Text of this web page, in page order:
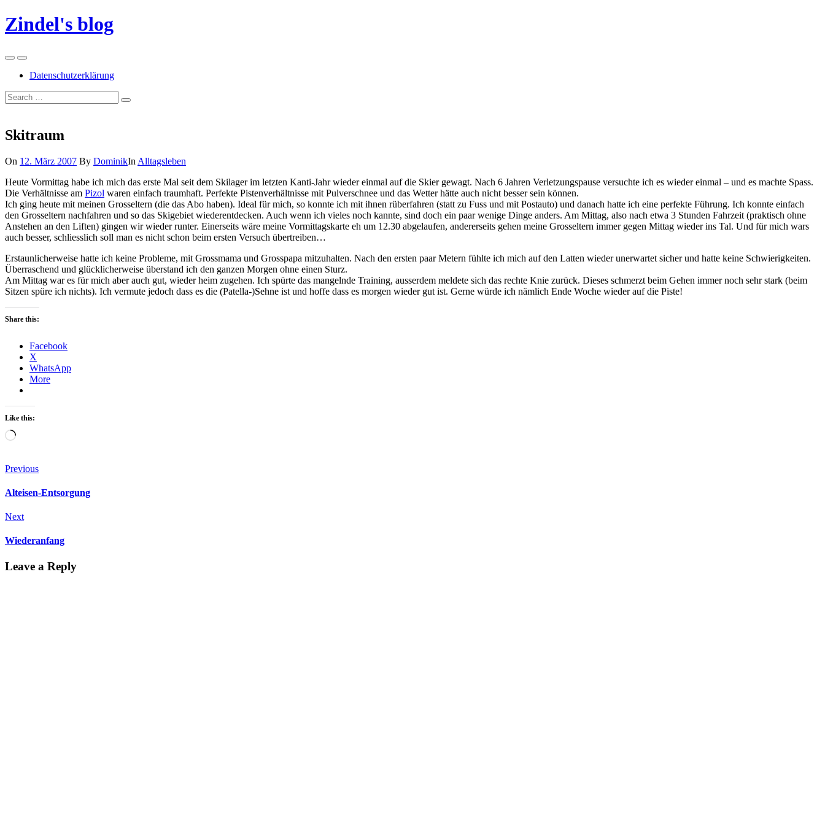
Skip
to
Zindel's blog
MenuSearch
Datenschutzerklärung
Suchen
nach:
Suchen
Skitraum
On 12. März 2007 By DominikIn Alltagsleben
Heute Vormittag habe ich mich das erste Mal seit dem Skilager im letzten Kanti-Jahr wieder einmal auf die Skier gewagt. Nach 6 Jahren Verletzungspause versuchte ich es wieder einmal – und es machte Spass.
Die Verhältnisse am Pizol waren einfach traumhaft. Perfekte Pistenverhältnisse mit Pulverschnee und das Wetter hätte auch nicht besser sein können.
Ich ging heute mit meinen Grosseltern (die das Abo haben). Ideal für mich, so konnte ich mit ihnen rüberfahren (statt zu Fuss und mit Postauto) und danach hatte ich eine perfekte Führung. Ich konnte einfach
den Grosseltern nachfahren und so das Skigebiet wiederentdecken. Auch wenn ich vieles noch kannte, sind doch ein paar wenige Dinge anders. Am Mittag, also nach etwa 3 Stunden Fahrzeit (praktisch ohne
Anstehen an den Liften) gingen wir wieder runter. Einerseits wäre meine Vormittagskarte eh um 12.30 abgelaufen, andererseits gehen meine Grosseltern immer gegen Mittag wieder ins Tal. Und für mich wars
auch besser, schliesslich soll man es nicht schon beim ersten Versuch übertreiben…
Erstaunlicherweise hatte ich keine Probleme, mit Grossmama und Grosspapa mitzuhalten. Nach den ersten paar Metern fühlte ich mich auf den Latten wieder unerwartet sicher und hatte keine Schwierigkeiten.
Überraschend und glücklicherweise überstand ich den ganzen Morgen ohne einen Sturz.
Am Mittag war es für mich aber auch gut, wieder heim zugehen. Ich spürte das mangelnde Training, ausserdem meldete sich das rechte Knie zurück. Dieses schmerzt beim Gehen immer noch sehr stark (beim
Sitzen spüre ich nichts). Ich vermute jedoch dass es die (Patella-)Sehne ist und hoffe dass es morgen wieder gut ist. Gerne würde ich nämlich Ende Woche wieder auf die Piste!
Share this:
Facebook
X
WhatsApp
More
Like this:
Loading…
Beitragsnavigation
Previous
Alteisen-Entsorgung
Next
Wiederanfang
Leave a Reply